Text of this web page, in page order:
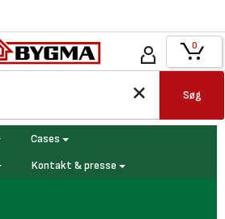
Søg
0
Cases
Kontakt & presse